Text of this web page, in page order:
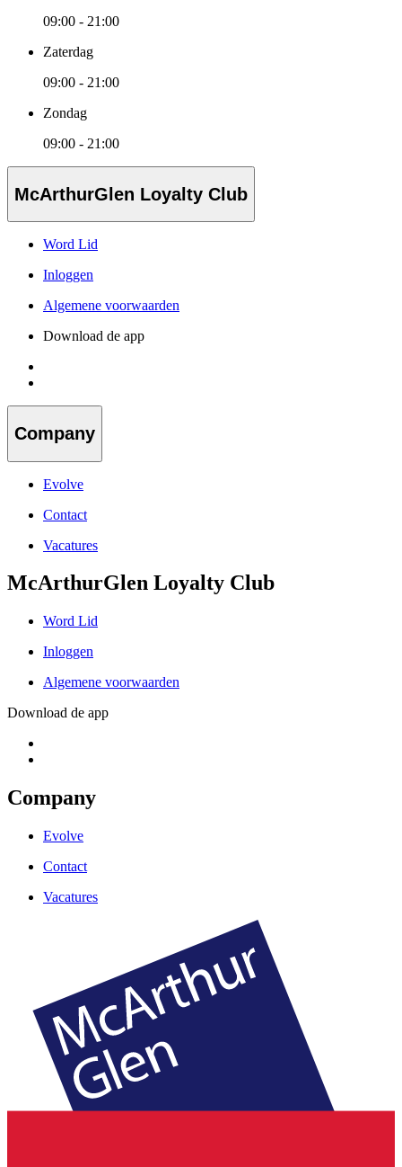
09:00 - 21:00
Zaterdag
09:00 - 21:00
Zondag
09:00 - 21:00
McArthurGlen Loyalty Club
Word Lid
Inloggen
Algemene voorwaarden
Download de app
Company
Evolve
Contact
Vacatures
McArthurGlen Loyalty Club
Word Lid
Inloggen
Algemene voorwaarden
Download de app
Company
Evolve
Contact
Vacatures